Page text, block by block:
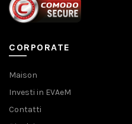
CORPORATE
Maison
Investi in EVAeM
Contatti